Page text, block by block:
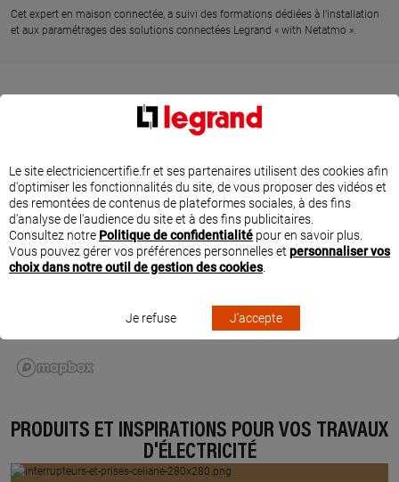
Cet expert en maison connectée, a suivi des formations dédiées à l’installation
et aux paramétrages des solutions connectées Legrand « with Netatmo ».
SITUER EGB À LAGORCE
PRODUITS ET INSPIRATIONS POUR VOS TRAVAUX
D'ÉLECTRICITÉ
Le site electriciencertifie.fr et ses partenaires utilisent des cookies afin
d'optimiser les fonctionnalités du site, de vous proposer des vidéos et
des remontées de contenus de plateformes sociales, à des fins
d'analyse de l'audience du site et à des fins publicitaires.
Consultez notre Politique de confidentialité pour en savoir plus.
Vous pouvez gérer vos préférences personnelles et personnaliser vos
choix dans notre outil de gestion des cookies.
Je refuse J'accepte